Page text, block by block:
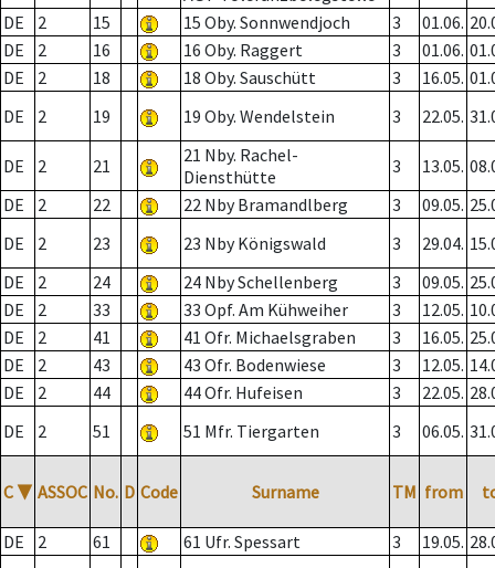
DE
2 15 15 Oby. Sonnwendjoch 3 01.06.
DE
2 16 16 Oby. Raggert 3 01.06.
DE
2 18 18 Oby. Sauschütt 3 16.05.
DE
2 19 19 Oby. Wendelstein 3 22.05.
DE 2 21
21 Nby. Rachel-
Diensthütte
3 13.05.
DE
2 22 22 Nby Bramandlberg 3 09.05.
DE
2 23 23 Nby Königswald 3 29.04.
DE
2 24 24 Nby Schellenberg 3 09.05.
DE
2 33 33 Opf. Am Kühweiher 3 12.05.
DE
2 41 41 Ofr. Michaelsgraben 3 16.05.
DE
2 43 43 Ofr. Bodenwiese 3 12.05.
DE
2 44 44 Ofr. Hufeisen 3 22.05.
DE
2 51 51 Mfr. Tiergarten 3 06.05.
C ▼ ASSOC No. D Code Surname TM from
DE 2 61 61 Ufr. Spessart 3 19.05.